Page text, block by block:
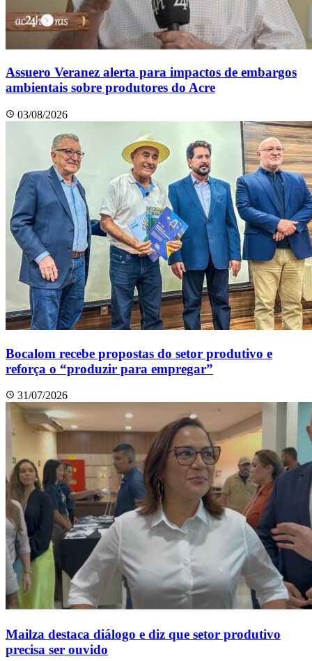
Assuero Veranez alerta para impactos de embargos
ambientais sobre produtores do Acre
03/08/2026
Bocalom recebe propostas do setor produtivo e
reforça o “produzir para empregar”
31/07/2026
Mailza destaca diálogo e diz que setor produtivo
precisa ser ouvido